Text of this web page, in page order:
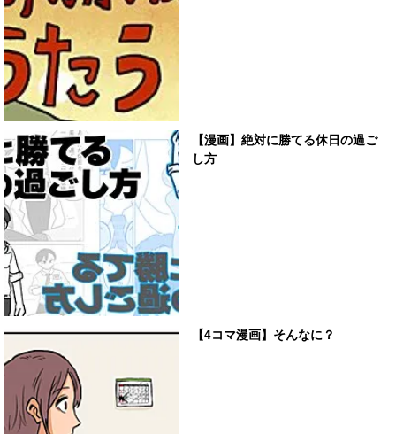
【漫画】絶対に勝てる休日の過ご
し方
【4コマ漫画】そんなに？